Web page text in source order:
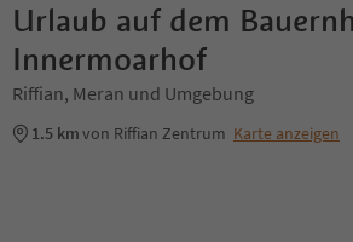
Urlaub auf dem
Innermoarhof
Riffian, Meran und Umgebung
1.5 kmvon Riffian Zentrum Karte anzeigen